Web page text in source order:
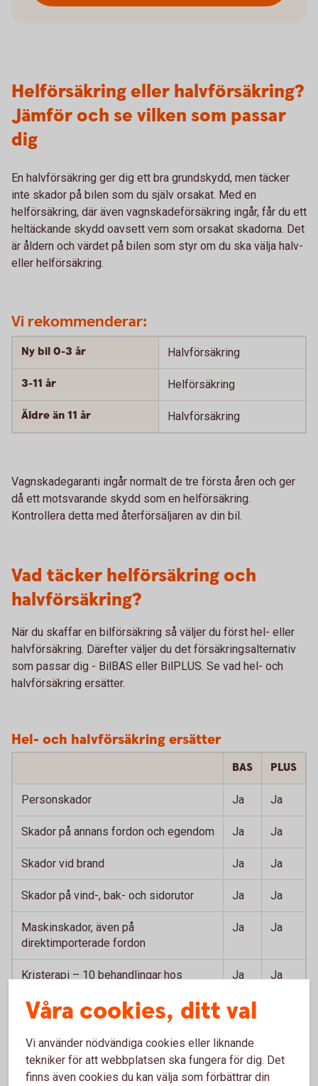
Helförsäkring eller halvförsäkring?
Jämför och se vilken som passar
dig
En halvförsäkring ger dig ett bra grundskydd, men täcker
inte skador på bilen som du själv orsakat. Med en
helförsäkring, där även vagnskadeförsäkring ingår, får du ett
heltäckande skydd oavsett vem som orsakat skadorna. Det
är åldern och värdet på bilen som styr om du ska välja halv-
eller helförsäkring.
Vi rekommenderar:
Ny bil 0-3 år Halvförsäkring
3-11 år Helförsäkring
Äldre än 11 år Halvförsäkring
Vagnskadegaranti ingår normalt de tre första åren och ger
då ett motsvarande skydd som en helförsäkring.
Kontrollera detta med återförsäljaren av din bil.
Vad täcker helförsäkring och
halvförsäkring?
När du skaffar en bilförsäkring så väljer du först hel- eller
halvförsäkring. Därefter väljer du det försäkringsalternativ
som passar dig - BilBAS eller BilPLUS. Se vad hel- och
halvförsäkring ersätter.
Hel- och halvförsäkring ersätter
BAS PLUS
Personskador Ja Ja
Skador på annans fordon och egendom Ja Ja
Skador vid brand Ja Ja
Skador på vind-, bak- och sidorutor Ja Ja
Maskinskador, även på
direktimporterade fordon
Ja Ja
Kristerapi – 10 behandlingar hos
Ja Ja
Bärgning vid driftstopp Ja
Dina kostnader för ombud vid tvist Ja Ja
Våra cookies, ditt val
Vi använder nödvändiga cookies eller liknande
tekniker för att webbplatsen ska fungera för dig. Det
finns även cookies du kan välja som förbättrar din